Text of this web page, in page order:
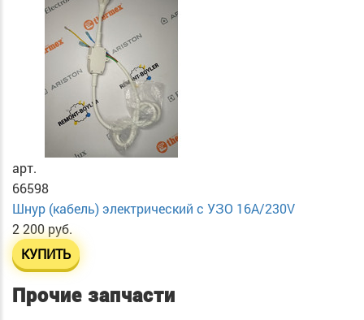
арт.
66598
Шнур (кабель) электрический с УЗО 16А/230V
2 200 руб.
КУПИТЬ
Прочие запчасти